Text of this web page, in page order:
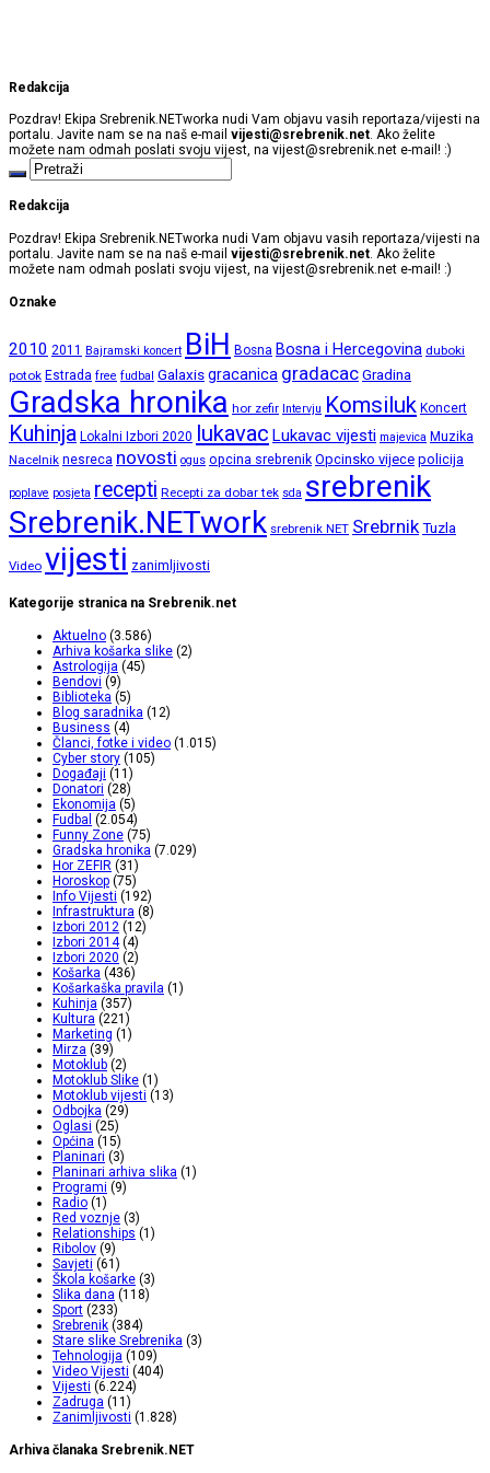
Redakcija
Pozdrav! Ekipa Srebrenik.NETworka nudi Vam objavu vasih reportaza/vijesti na
portalu. Javite nam se na naš e-mail vijesti@srebrenik.net. Ako želite
možete nam odmah poslati svoju vijest, na vijest@srebrenik.net e-mail! :)
Redakcija
Pozdrav! Ekipa Srebrenik.NETworka nudi Vam objavu vasih reportaza/vijesti na
portalu. Javite nam se na naš e-mail vijesti@srebrenik.net. Ako želite
možete nam odmah poslati svoju vijest, na vijest@srebrenik.net e-mail! :)
Oznake
2010 2011 Bajramski koncert BiH Bosna Bosna i Hercegovina duboki
potok Estrada free fudbal Galaxis gracanica gradacac Gradina
Gradska hronika hor zefir Intervju Komsiluk Koncert
Kuhinja Lokalni Izbori 2020 lukavac Lukavac vijesti majevica Muzika
Nacelnik nesreca novosti ogus opcina srebrenik Opcinsko vijece policija
poplave posjeta recepti Recepti za dobar tek sda srebrenik
Srebrenik.NETwork srebrenik NET Srebrnik Tuzla
Video vijesti zanimljivosti
Kategorije stranica na Srebrenik.net
Aktuelno (3.586)
Arhiva košarka slike (2)
Astrologija (45)
Bendovi (9)
Biblioteka (5)
Blog saradnika (12)
Business (4)
Članci, fotke i video (1.015)
Cyber story (105)
Događaji (11)
Donatori (28)
Ekonomija (5)
Fudbal (2.054)
Funny Zone (75)
Gradska hronika (7.029)
Hor ZEFIR (31)
Horoskop (75)
Info Vijesti (192)
Infrastruktura (8)
Izbori 2012 (12)
Izbori 2014(4)
Izbori 2020 (2)
Košarka (436)
Košarkaška pravila (1)
Kuhinja (357)
Kultura (221)
Marketing (1)
Mirza (39)
Motoklub (2)
Motoklub Slike (1)
Motoklub vijesti (13)
Odbojka (29)
Oglasi (25)
Općina (15)
Planinari (3)
Planinari arhiva slika (1)
Programi (9)
Radio (1)
Red voznje (3)
Relationships (1)
Ribolov (9)
Savjeti (61)
Škola košarke (3)
Slika dana (118)
Sport (233)
Srebrenik (384)
Stare slike Srebrenika (3)
Tehnologija (109)
Video Vijesti (404)
Vijesti (6.224)
Zadruga (11)
Zanimljivosti (1.828)
Arhiva članaka Srebrenik.NET